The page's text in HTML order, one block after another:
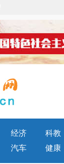
经济
科教
汽车 健康